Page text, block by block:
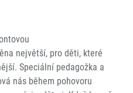
největší, pro děti, které
Speciální pedagožka a
nás během pohovoru